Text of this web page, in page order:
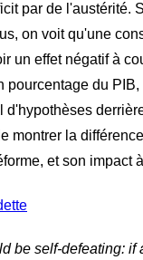
par de l'austérité.
on voit qu'une
un effet négatif à
pourcentage du
d'hypothèses
montrer la
et son impact
be self-defeating: if